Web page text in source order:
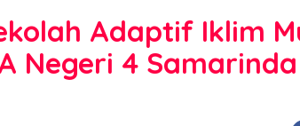
Adaptif Iklim
Negeri 4